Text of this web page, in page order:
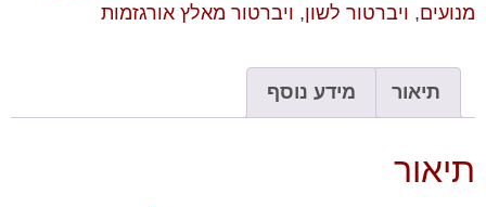
מנועים, ויברטור לשון, ויברטור מאלץ אורגזמות
תיאור מידע נוסף
תיאור